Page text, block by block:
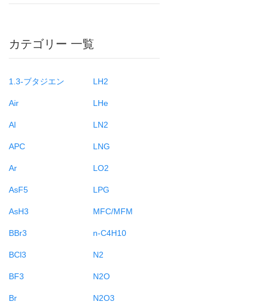
カテゴリー 一覧
1.3-ブタジエン
Air
Al
APC
Ar
AsF5
AsH3
BBr3
BCl3
BF3
Br
LH2
LHe
LN2
LNG
LO2
LPG
MFC/MFM
n-C4H10
N2
N2O
N2O3